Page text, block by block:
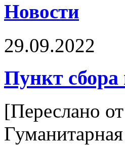
Новости
29.09.2022
Пункт